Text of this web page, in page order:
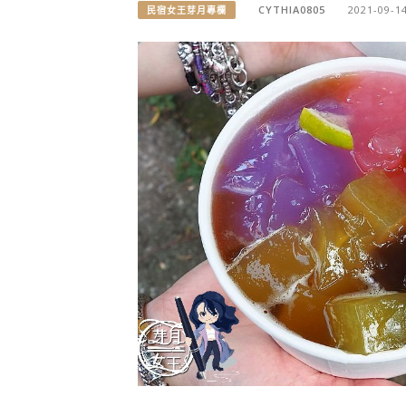
民宿女王芽月專欄 CYTHIA0805 2021-09-